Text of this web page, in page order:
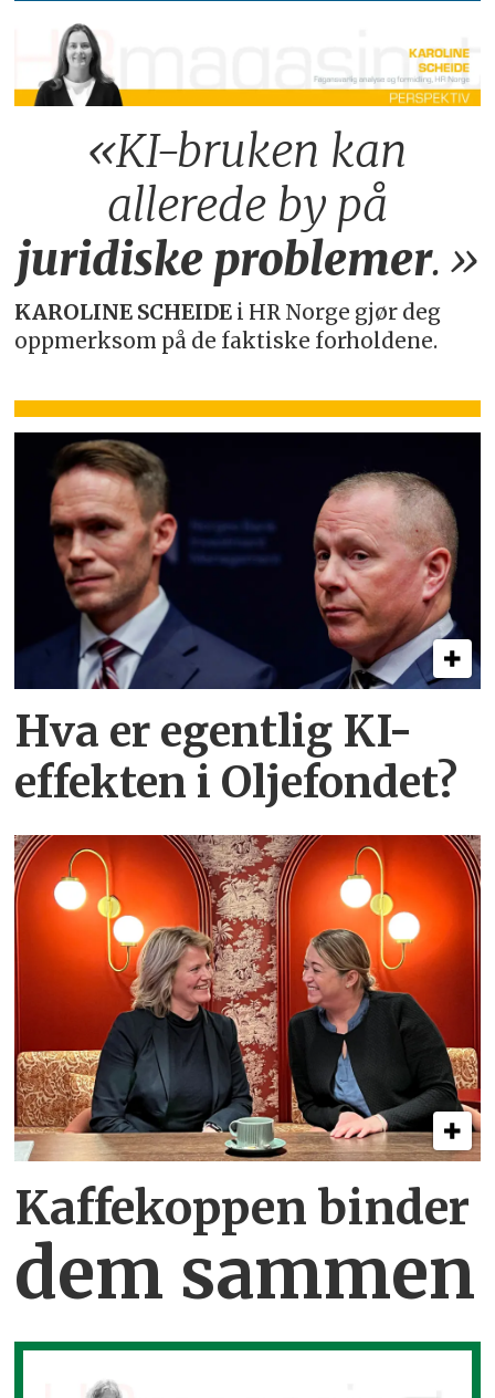
«KI-bruken kan
allerede by på
juridiske problemer.»
KAROLINE SCHEIDE i HR Norge gjør deg
oppmerksom på de faktiske forholdene.
Hva er egentlig KI-
effekten i Oljefondet?
Kaffekoppen binder
dem sammen